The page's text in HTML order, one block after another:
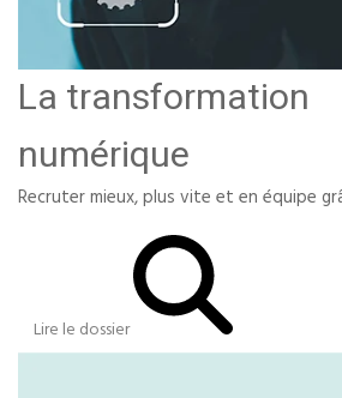
La transformation
numérique
Recruter mieux, plus vite et en équipe
Lire le dossier